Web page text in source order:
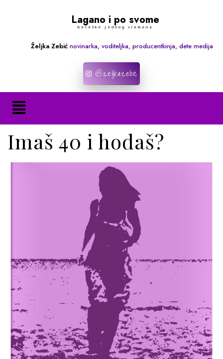
Lagano i po svome
beleške jednog vremena
Željka Zebić novinarka, voditeljka, producentkinja, dete medija
@zeljkazebic
Imaš 40 i hodaš?